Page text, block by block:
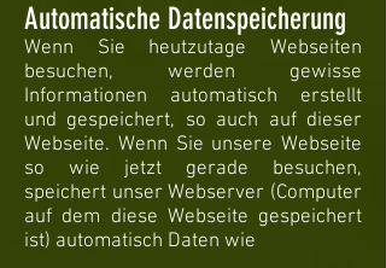
Automatische Datenspeicherung
Wenn Sie heutzutage Webseiten
besuchen, werden gewisse
Informationen automatisch erstellt
und gespeichert, so auch auf dieser
Webseite. Wenn Sie unsere Webseite
so wie jetzt gerade besuchen,
speichert unser Webserver (Computer
auf dem diese Webseite gespeichert
ist) automatisch Daten wie